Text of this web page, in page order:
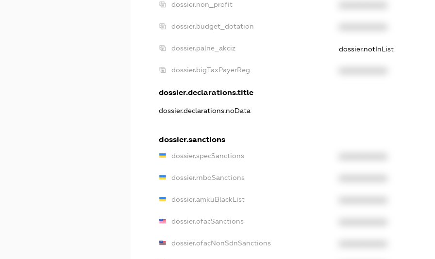
dossier.non_profit
dossier.budget_dotation
dossier.palne_akciz dossier.notInList
dossier.bigTaxPayerReg
dossier.declarations.title
dossier.declarations.noData
dossier.sanctions
dossier.specSanctions
dossier.rnboSanctions
dossier.amkuBlackList
dossier.ofacSanctions
dossier.ofacNonSdnSanctions